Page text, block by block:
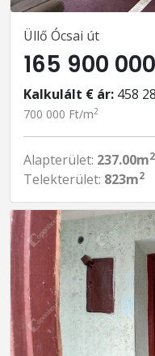
Üllő Ócsai út
165 900
Kalkulált € ár: 458
700 000 Ft/m2
Alapterület: 237.00m2
Telekterület: 823m2